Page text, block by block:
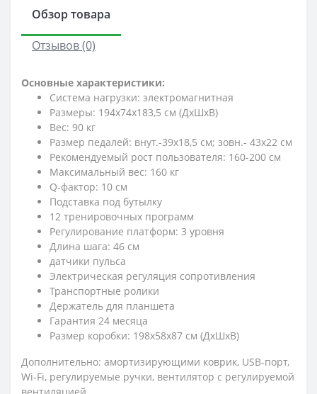
Обзор товара
Отзывов (0)
Основные характеристики:
Система нагрузки: электромагнитная
Размеры: 194х74х183,5 см (ДхШхВ)
Вес: 90 кг
Размер педалей: внут.-39х18,5 см; зовн.- 43x22 см
Рекомендуемый рост пользователя: 160-200 см
Максимальный вес: 160 кг
Q-фактор: 10 см
Подставка под бутылку
12 тренировочных программ
Регулирование платформ: 3 уровня
Длина шага: 46 см
датчики пульса
Электрическая регуляция сопротивления
Транспортные ролики
Держатель для планшета
Гарантия 24 месяца
Размер коробки: 198х58х87 см (ДхШхВ)
Дополнительно: амортизирующими коврик, USB-порт,
Wi-Fi, регулируемые ручки, вентилятор с регулируемой